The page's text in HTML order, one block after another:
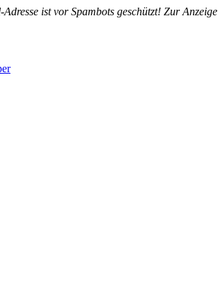
ist vor Spambots geschützt! Zur